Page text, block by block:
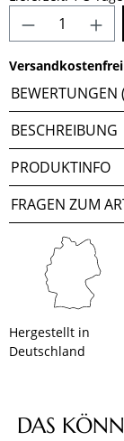
Produkt
Versandkostenfrei
BEWERTUNGEN
BESCHREIBUNG
PRODUKTINFO
FRAGEN ZUM
Hergestellt in
Deutschland
Produktgalerie
DAS